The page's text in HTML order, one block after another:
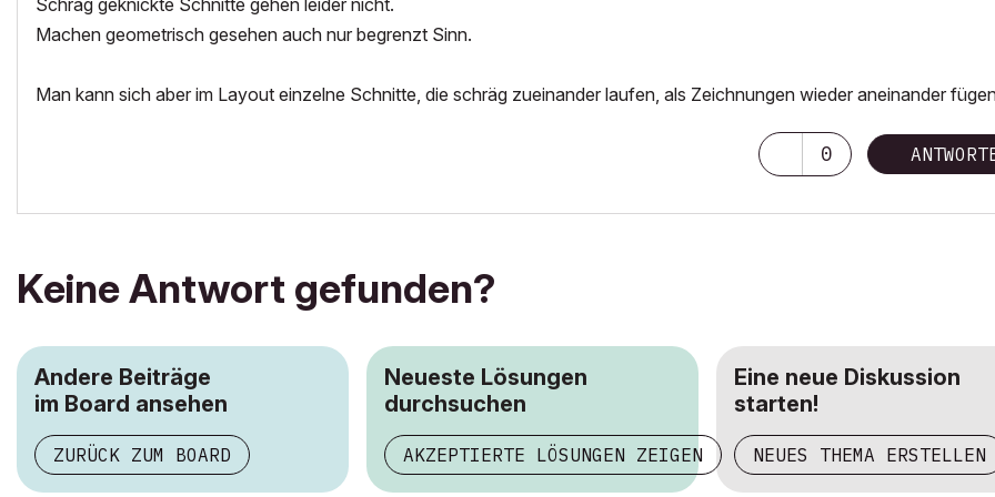
Schräg geknickte Schnitte gehen leider nicht.
Machen geometrisch gesehen auch nur begrenzt Sinn.
Man kann sich aber im Layout einzelne Schnitte, die schräg zueinander laufen, als Zeichnungen wieder aneinander
0
Keine Antwort gefunden?
Andere Beiträge
im Board ansehen
ZURÜCK ZUM BOARD
Neueste Lösungen
durchsuchen
AKZEPTIERTE LÖSUNGEN ZEIGEN
Eine neue Diskussion
starten!
NEUES THEMA ERSTELLEN